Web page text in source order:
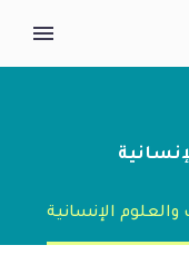
والعلوم الإنسانية